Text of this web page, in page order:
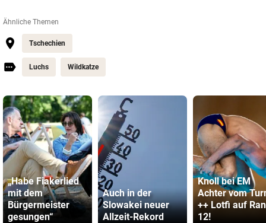
Ähnliche Themen
Tschechien
Luchs Wildkatze
„Habe Fiakerlied
mit dem
Bürgermeister
gesungen“
Auch in der
Slowakei neuer
Allzeit-Rekord
Knoll bei EM
Achter vom
++ Lotfi auf
12!